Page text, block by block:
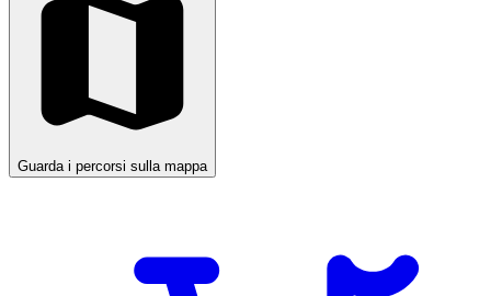
Guarda i percorsi sulla mappa